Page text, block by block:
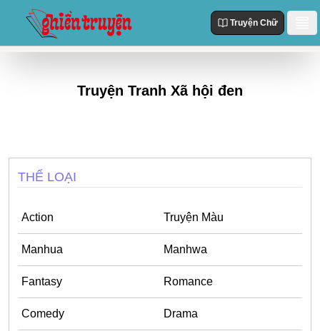
Truyện Chữ
Truyện Mới Cập Nhật
Truyện Hoàn Thành
Truyện Màu
Manhua
Manhwa
Romance
Comedy
Drama
Tùy Chỉnh
Đăng Nhập
Truyện Tranh Xã hội đen
THỂ LOẠI
Action Truyện Màu
Manhua Manhwa
Fantasy Romance
Comedy Drama